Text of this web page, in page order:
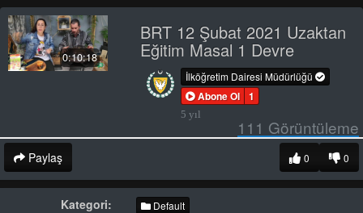
Video
0:10:18
BRT 12 Şubat 2021 Uzaktan
Eğitim Masal 1 Devre
İlköğretim Dairesi Müdürlüğü
Abone Ol 1
5 yıl
111 Görüntüleme
Paylaş 0
0
Kategori: Default